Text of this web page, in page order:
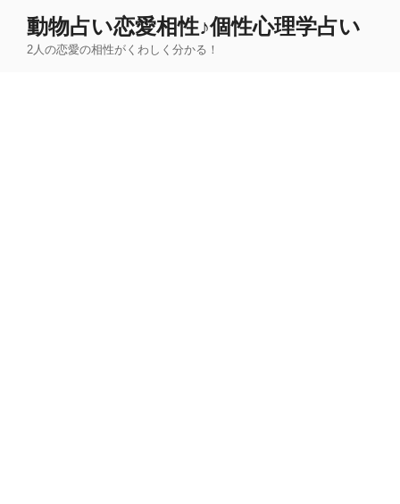
動物占い恋愛相性♪個性心理学占い
2人の恋愛の相性がくわしく分かる！